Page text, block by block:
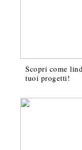
Scopri come
tuoi progetti!